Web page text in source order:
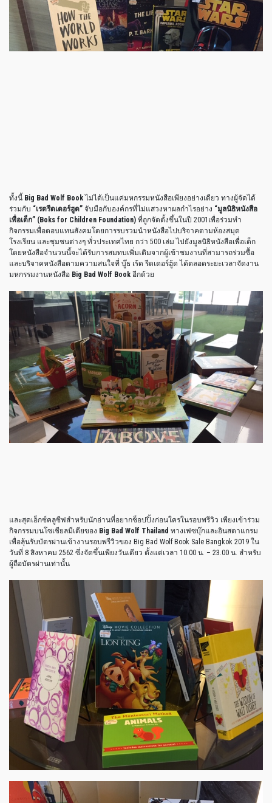
ทั้งนี้ Big Bad Wolf Book ไม่ได้เป็นแค่มหกรรมหนังสือเพียงอย่างเดียว ทางผู้จัดได้
ร่วมกับ “เรดรีดเดอร์ฮูด” จับมือกับองค์กรที่ไม่แสวงหาผลกำไรอย่าง “มูลนิธิหนังสือ
เพื่อเด็ก” (Boks for Children Foundation) ที่ถูกจัดตั้งขึ้นในปี 2001เพื่อร่วมทำ
กิจกรรมเพื่อตอบแทนสังคมโดยการรบรวมนำหนังสือไปบริจาคตามห้องสมุด
โรงเรียน และชุมชนต่างๆ ทั่วประเทศไทย กว่า 500 เล่ม ไปยังมูลนิธิหนังสือเพื่อเด็ก
โดยหนังสือจำนวนนี้จะได้รับการสมทบเพิ่มเติมจากผู้เข้าชมงานที่สามารถร่วมซื้อ
และบริจาคหนังสือตามความสนใจที่ บู๊ธ เร้ด รีดเดอร์ฮู้ด ได้ตลอดระยะเวลาจัดงาน
มหกรรมงานหนังสือ Big Bad Wolf Book อีกด้วย
และสุดเอ็กซ์คลูซีฟสำหรับนักอ่านที่อยากช็อปปิ้งก่อนใครในรอบพรีวิว เพียงเข้าร่วม
กิจกรรมบนโซเชียลมีเดียของ Big Bad Wolf Thailand ทางเฟซบุ๊กและอินสตาแกรม
เพื่อลุ้นรับบัตรผ่านเข้างานรอบพรีวิวของ Big Bad Wolf Book Sale Bangkok 2019 ใน
วันที่ 8 สิงหาคม 2562 ซึ่งจัดขึ้นเพียงวันเดียว ตั้งแต่เวลา 10.00 น. – 23.00 น. สำหรับ
ผู้ถือบัตรผ่านเท่านั้น